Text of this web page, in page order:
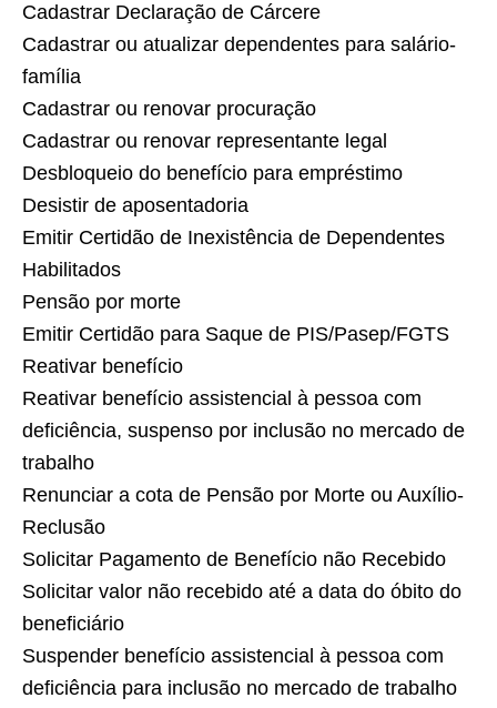
Cadastrar Declaração de Cárcere
Cadastrar ou atualizar dependentes para salário-
família
Cadastrar ou renovar procuração
Cadastrar ou renovar representante legal
Desbloqueio do benefício para empréstimo
Desistir de aposentadoria
Emitir Certidão de Inexistência de Dependentes
Habilitados
Pensão por morte
Emitir Certidão para Saque de PIS/Pasep/FGTS
Reativar benefício
Reativar benefício assistencial à pessoa com
deficiência, suspenso por inclusão no mercado de
trabalho
Renunciar a cota de Pensão por Morte ou Auxílio-
Reclusão
Solicitar Pagamento de Benefício não Recebido
Solicitar valor não recebido até a data do óbito do
beneficiário
Suspender benefício assistencial à pessoa com
deficiência para inclusão no mercado de trabalho